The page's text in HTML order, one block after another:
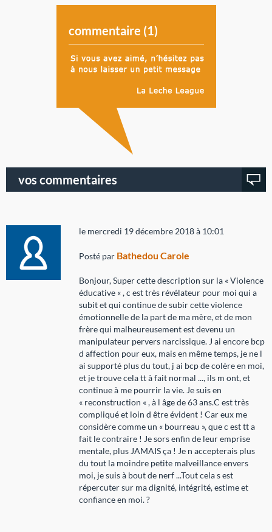
commentaire (1)
vos commentaires
le mercredi 19 décembre 2018 à 10:01
Posté par Bathedou Carole
Bonjour, Super cette description sur la « Violence
éducative « , c est très révélateur pour moi qui a
subit et qui continue de subir cette violence
émotionnelle de la part de ma mère, et de mon
frère qui malheureusement est devenu un
manipulateur pervers narcissique. J ai encore bcp
d affection pour eux, mais en même temps, je ne l
ai supporté plus du tout, j ai bcp de colère en moi,
et je trouve cela tt à fait normal ..., ils m ont, et
continue à me pourrir la vie. Je suis en
« reconstruction « , à l âge de 63 ans.C est très
compliqué et loin d être évident ! Car eux me
considère comme un « bourreau », que c est tt a
fait le contraire ! Je sors enfin de leur emprise
mentale, plus JAMAIS ça ! Je n accepterais plus
du tout la moindre petite malveillance envers
moi, je suis à bout de nerf ...Tout cela s est
répercuter sur ma dignité, intégrité, estime et
confiance en moi. ?